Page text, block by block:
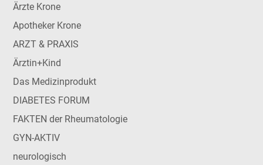
Ärzte Krone
Apotheker Krone
ARZT & PRAXIS
Ärztin+Kind
Das Medizinprodukt
DIABETES FORUM
FAKTEN der Rheumatologie
GYN-AKTIV
neurologisch